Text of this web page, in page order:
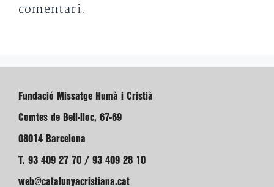
comentari.
Fundació Missatge Humà i Cristià
Comtes de Bell-lloc, 67-69
08014 Barcelona
T. 93 409 27 70 / 93 409 28 10
web@catalunyacristiana.cat